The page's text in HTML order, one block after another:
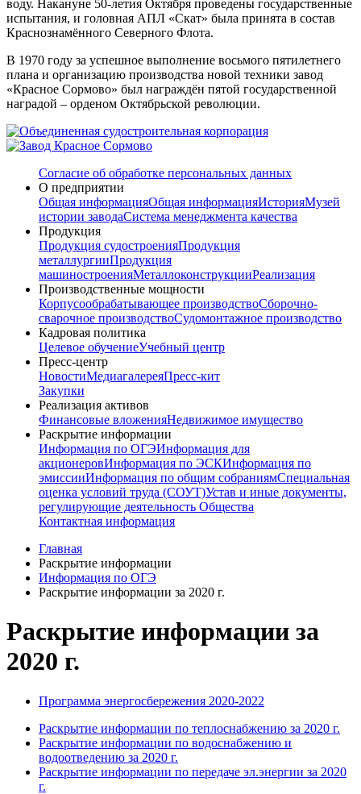
воду. Накануне 50-летия Октября проведены государственные
испытания, и головная АПЛ «Скат» была принята в состав
Краснознамённого Северного Флота.
В 1970 году за успешное выполнение восьмого пятилетнего
плана и организацию производства новой техники завод
«Красное Сормово» был награждён пятой государственной
наградой – орденом Октябрьской революции.
Согласие об обработке персональных данных
О предприятии
Общая информацияОбщая информацияИсторияМузей
истории заводаСистема менеджмента качества
Продукция
Продукция судостроенияПродукция
металлургииПродукция
машиностроенияМеталлоконструкцииРеализация
Производственные мощности
Корпусообрабатывающее производствоСборочно-
сварочное производствоСудомонтажное производство
Кадровая политика
Целевое обучениеУчебный центр
Пресс-центр
НовостиМедиагалереяПресс-кит
Закупки
Реализация активов
Финансовые вложенияНедвижимое имущество
Раскрытие информации
Информация по ОГЭИнформация для
акционеровИнформация по ЭСКИнформация по
эмиссииИнформация по общим собраниямСпециальная
оценка условий труда (СОУТ)Устав и иные документы,
регулирующие деятельность Общества
Контактная информация
Главная
Раскрытие информации
Информация по ОГЭ
Раскрытие информации за 2020 г.
Раскрытие информации за
2020 г.
Программа энергосбережения 2020-2022
Раскрытие информации по теплоснабжению за 2020 г.
Раскрытие информации по водоснабжению и
водоотведению за 2020 г.
Раскрытие информации по передаче эл.энергии за 2020
г.